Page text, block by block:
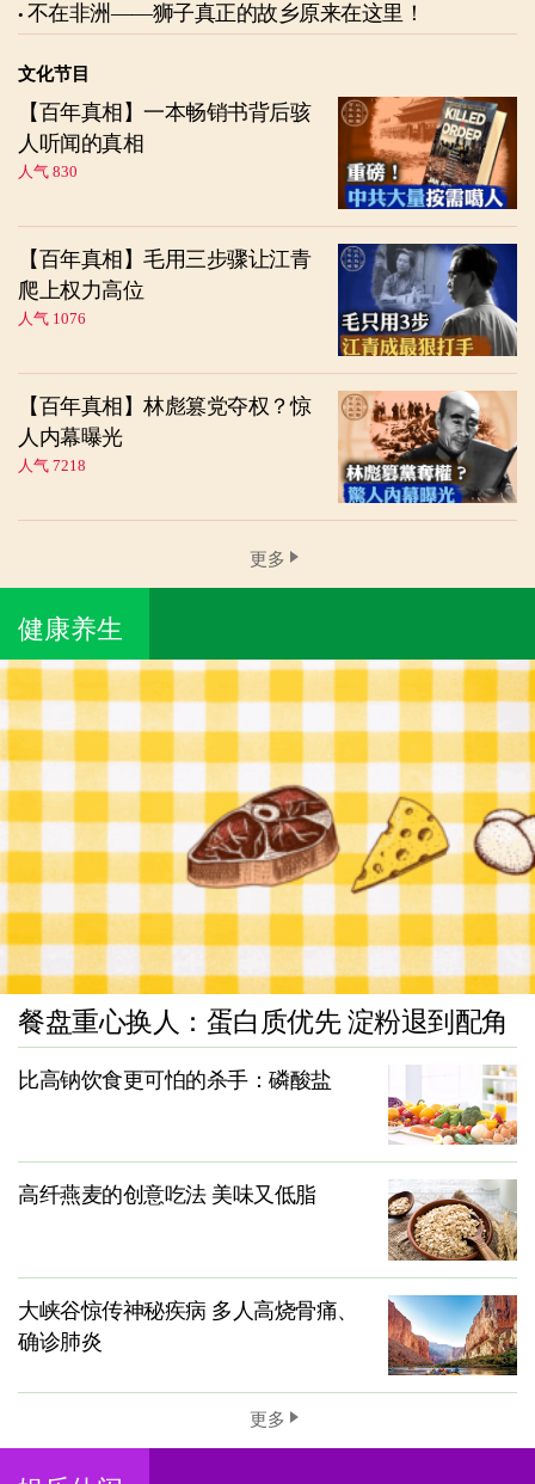
不在非洲——狮子真正的故乡原来在这里！
文化节目
【百年真相】一本畅销书背后骇
人听闻的真相
人气 830
【百年真相】毛用三步骤让江青
爬上权力高位
人气 1076
【百年真相】林彪篡党夺权？惊
人内幕曝光
人气 7218
更多
健康养生
餐盘重心换人：蛋白质优先 淀粉退到配角
比高钠饮食更可怕的杀手：磷酸盐
高纤燕麦的创意吃法 美味又低脂
大峡谷惊传神秘疾病 多人高烧骨痛、
确诊肺炎
更多